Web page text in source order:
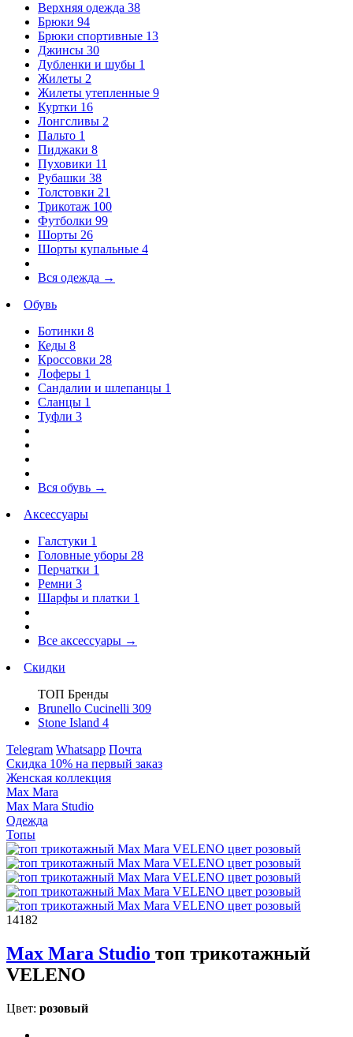
Верхняя одежда 38
Брюки 94
Брюки спортивные 13
Джинсы 30
Дубленки и шубы 1
Жилеты 2
Жилеты утепленные 9
Куртки 16
Лонгсливы 2
Пальто 1
Пиджаки 8
Пуховики 11
Рубашки 38
Толстовки 21
Трикотаж 100
Футболки 99
Шорты 26
Шорты купальные 4
Вся одежда →
Обувь
Ботинки 8
Кеды 8
Кроссовки 28
Лоферы 1
Сандалии и шлепанцы 1
Сланцы 1
Туфли 3
Вся обувь →
Аксессуары
Галстуки 1
Головные уборы 28
Перчатки 1
Ремни 3
Шарфы и платки 1
Все аксессуары →
Скидки
ТОП Бренды
Brunello Cucinelli 309
Stone Island 4
Telegram Whatsapp Почта
Скидка 10% на первый заказ
Женская коллекция
Max Mara
Max Mara Studio
Одежда
Топы
14182
Max Mara Studio топ трикотажный
VELENO
Цвет: розовый